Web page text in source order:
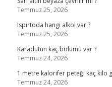
Temmuz 25, 2026
Ispirtoda hangi alkol var ?
Temmuz 25, 2026
Karadutun kaç bölümü var ?
Temmuz 24, 2026
1 metre kalorifer peteği kaç kilo
Temmuz 24, 2026